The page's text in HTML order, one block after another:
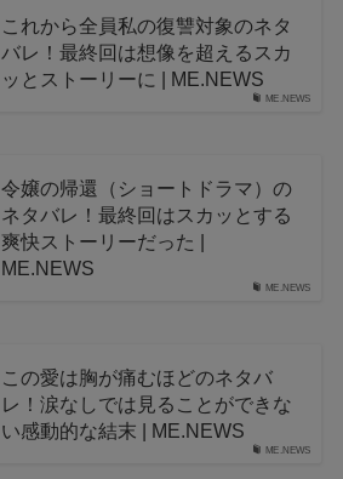
ME.NEWS
これから全員私の復讐対象のネタ
バレ！最終回は想像を超えるスカ
ッとストーリーに | ME.NEWS
ME.NEWS
令嬢の帰還（ショートドラマ）の
ネタバレ！最終回はスカッとする
爽快ストーリーだった |
ME.NEWS
ME.NEWS
この愛は胸が痛むほどのネタバ
レ！涙なしでは見ることができな
い感動的な結末 | ME.NEWS